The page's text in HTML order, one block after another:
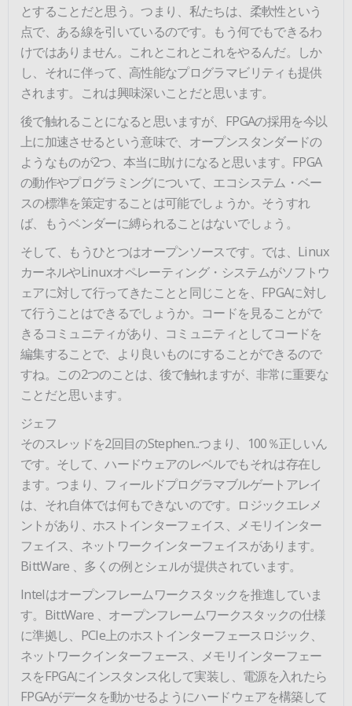
とすることだと思う。つまり、私たちは、柔軟性という
点で、ある線を引いているのです。もう何でもできるわ
けではありません。これとこれとこれをやるんだ。しか
し、それに伴って、高性能なプログラマビリティも提供
されます。これは興味深いことだと思います。
後で触れることになると思いますが、FPGAの採用を今以
上に加速させるという意味で、オープンスタンダードの
ようなものが2つ、本当に助けになると思います。FPGA
の動作やプログラミングについて、エコシステム・ベー
スの標準を策定することは可能でしょうか。そうすれ
ば、もうベンダーに縛られることはないでしょう。
そして、もうひとつはオープンソースです。では、Linux
カーネルやLinuxオペレーティング・システムがソフトウ
ェアに対して行ってきたことと同じことを、FPGAに対し
て行うことはできるでしょうか。コードを見ることがで
きるコミュニティがあり、コミュニティとしてコードを
編集することで、より良いものにすることができるので
すね。この2つのことは、後で触れますが、非常に重要な
ことだと思います。
ジェフ
そのスレッドを2回目のStephen...つまり、100％正しいん
です。そして、ハードウェアのレベルでもそれは存在し
ます。つまり、フィールドプログラマブルゲートアレイ
は、それ自体では何もできないのです。ロジックエレメ
ントがあり、ホストインターフェイス、メモリインター
フェイス、ネットワークインターフェイスがあります。
BittWare 、多くの例とシェルが提供されています。
Intelはオープンフレームワークスタックを推進していま
す。BittWare 、オープンフレームワークスタックの仕様
に準拠し、PCIe上のホストインターフェースロジック、
ネットワークインターフェース、メモリインターフェー
スをFPGAにインスタンス化して実装し、電源を入れたら
FPGAがデータを動かせるようにハードウェアを構築して